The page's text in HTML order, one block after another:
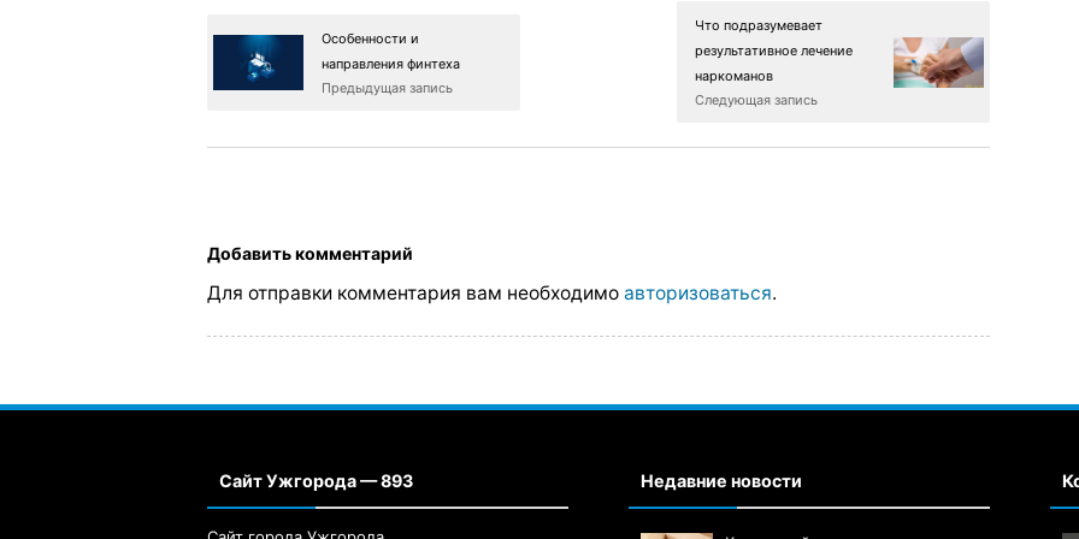
Особенности и
направления финтеха
Предыдущая запись
Что подразумевает
результативное лечение
наркоманов
Следующая запись
Добавить комментарий
Для отправки комментария вам необходимо авторизоваться.
Сайт Ужгорода — 893 Недавние новости